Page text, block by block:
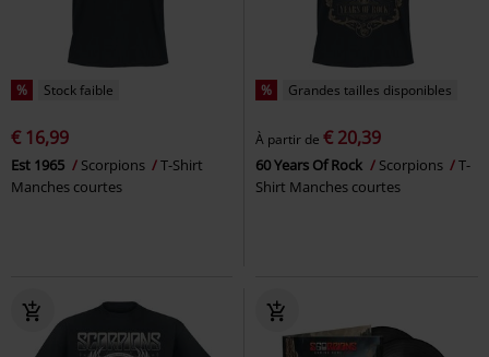
% Stock faible
€ 16,99
Est 1965 Scorpions
T-Shirt
Manches courtes
% Grandes tailles disponibles
À partir de € 20,39
60 Years Of Rock Scorpions
T-
Shirt Manches courtes